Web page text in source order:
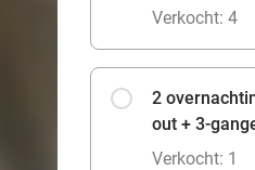
Verkocht: 4
2
out + 3-
Verkocht: 1